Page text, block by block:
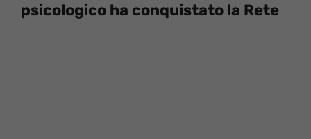
psicologico ha conquistato la Rete